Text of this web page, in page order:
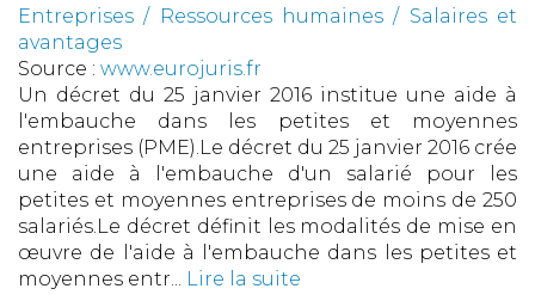
Entreprises / Ressources humaines / Salaires et
avantages
Source : www.eurojuris.fr
Un décret du 25 janvier 2016 institue une aide à
l'embauche dans les petites et moyennes
entreprises (PME).Le décret du 25 janvier 2016 crée
une aide à l'embauche d'un salarié pour les
petites et moyennes entreprises de moins de 250
salariés.Le décret définit les modalités de mise en
œuvre de l'aide à l'embauche dans les petites et
moyennes entr... Lire la suite